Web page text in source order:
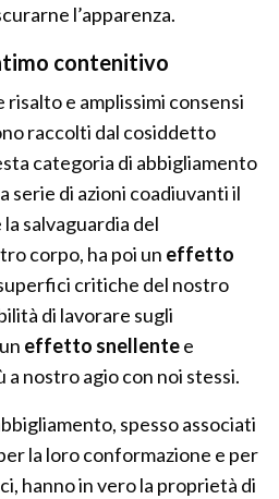
l’apparenza.
contenitivo
e amplissimi consensi
raccolti dal cosiddetto
categoria di abbigliamento
serie di azioni coadiuvanti il
salvaguardia del
corpo, ha poi un effetto
critiche del nostro
di lavorare sugli
effetto snellentee
nostro agio con noi stessi.
spesso associati
la loro conformazione e per
hanno in vero la proprietà di